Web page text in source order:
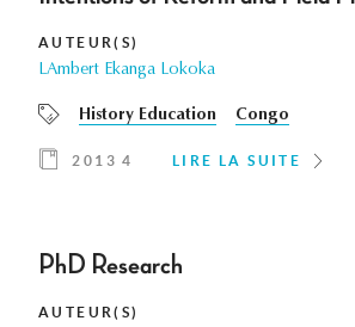
AUTEUR(S)
LAmbert Ekanga Lokoka
History Education Congo
2013 4 LIRE LA SUITE
PhD Research
AUTEUR(S)